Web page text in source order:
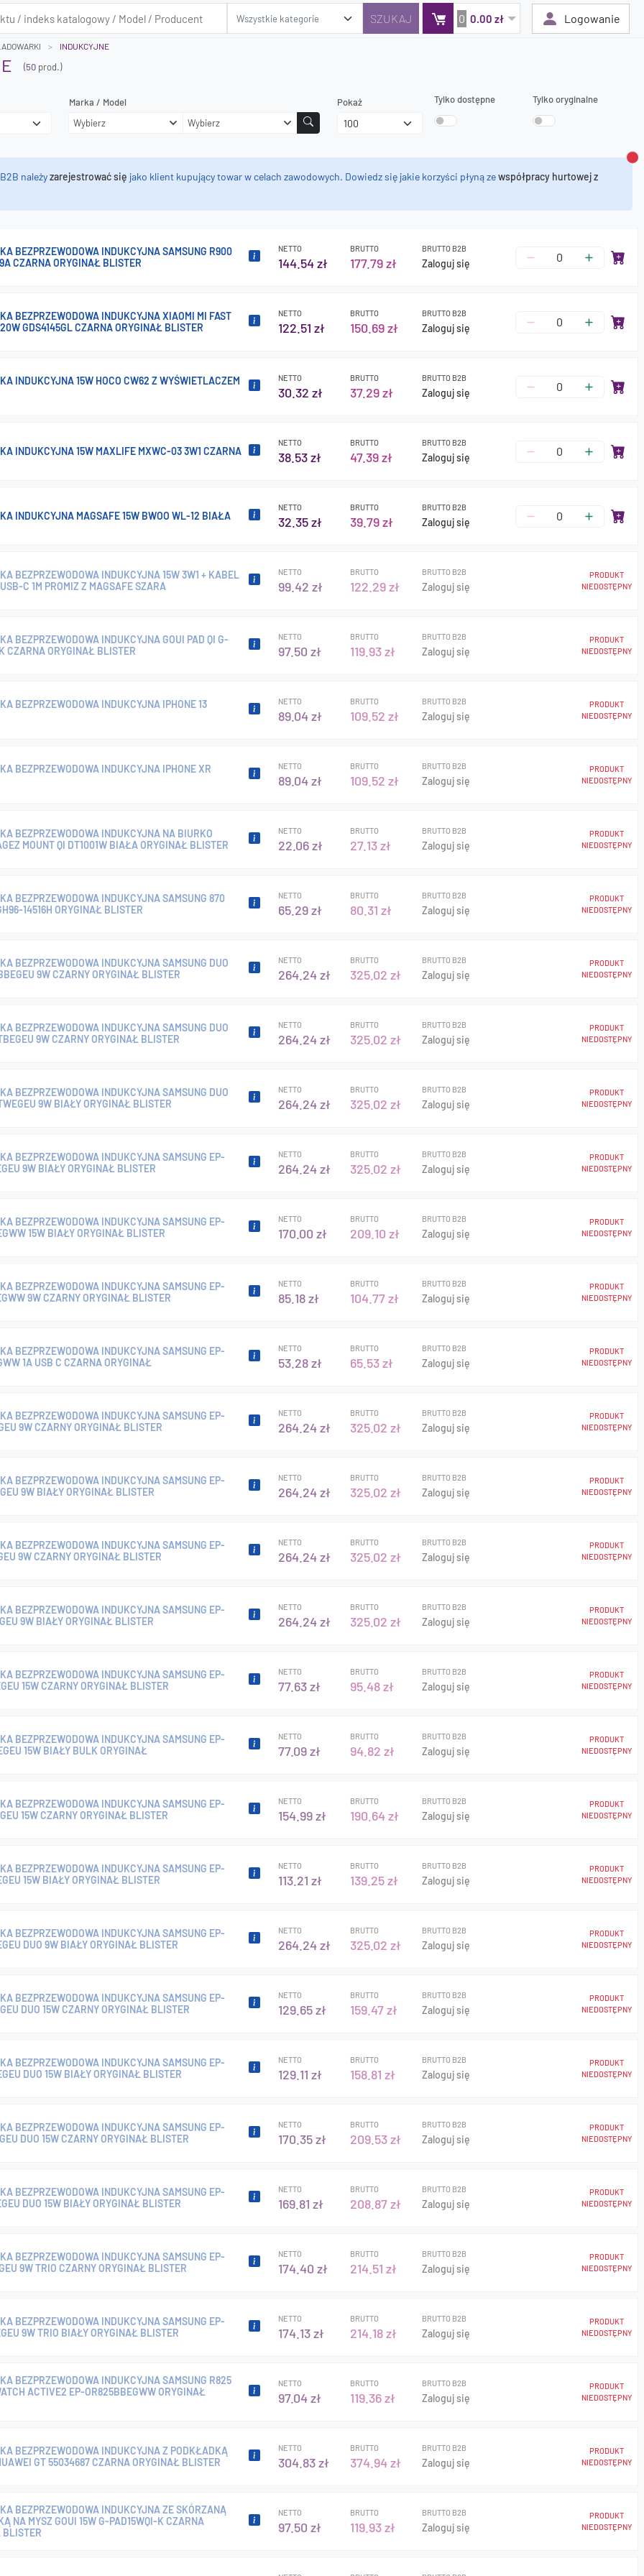
0 0.00 zł Logowanie
Twój koszyk jest pusty
Dodaj produkty, aby kontynuować.
0 zł
INDUKCYJNE
(50 prod.)
Marka / Model
Wybierz
Wybierz
Pokaż Tylko dostępne Tylko oryginalne
należyzarejestrować się jako klient kupujący towar w celach zawodowych. Dowiedz się jakie korzyści płyną zewspółpracy hurtowej z
BEZPRZEWODOWA INDUKCYJNA SAMSUNG R900
CZARNA ORYGINAŁ BLISTER
NETTO
144.54 zł
BRUTTO
177.79 zł
BRUTTO B2B
Zaloguj się
BEZPRZEWODOWA INDUKCYJNA XIAOMI MI FAST
GDS4145GL CZARNA ORYGINAŁ BLISTER
NETTO
122.51 zł
BRUTTO
150.69 zł
BRUTTO B2B
Zaloguj się
INDUKCYJNA 15W HOCO CW62 Z WYŚWIETLACZEM NETTO
30.32 zł
BRUTTO
37.29 zł
BRUTTO B2B
Zaloguj się
INDUKCYJNA 15W MAXLIFE MXWC-03 3W1 CZARNA
NETTO
38.53 zł
BRUTTO
47.39 zł
BRUTTO B2B
Zaloguj się
INDUKCYJNA MAGSAFE 15W BWOO WL-12 BIAŁA
NETTO
32.35 zł
BRUTTO
39.79 zł
BRUTTO B2B
Zaloguj się
BEZPRZEWODOWA INDUKCYJNA 15W 3W1 + KABEL
C 1M PROMIZ Z MAGSAFE SZARA
NETTO
99.42 zł
BRUTTO
122.29 zł
BRUTTO B2B
Zaloguj się
PRODUKT
NIEDOSTĘPNY
BEZPRZEWODOWA INDUKCYJNA GOUI PAD QI G-
CZARNA ORYGINAŁ BLISTER
NETTO
97.50 zł
BRUTTO
119.93 zł
BRUTTO B2B
Zaloguj się
PRODUKT
NIEDOSTĘPNY
BEZPRZEWODOWA INDUKCYJNA IPHONE 13 NETTO
89.04 zł
BRUTTO
109.52 zł
BRUTTO B2B
Zaloguj się
PRODUKT
NIEDOSTĘPNY
BEZPRZEWODOWA INDUKCYJNA IPHONE XR NETTO
89.04 zł
BRUTTO
109.52 zł
BRUTTO B2B
Zaloguj się
PRODUKT
NIEDOSTĘPNY
BEZPRZEWODOWA INDUKCYJNA NA BIURKO
MOUNT QI DT1001W BIAŁA ORYGINAŁ BLISTER
NETTO
22.06 zł
BRUTTO
27.13 zł
BRUTTO B2B
Zaloguj się
PRODUKT
NIEDOSTĘPNY
BEZPRZEWODOWA INDUKCYJNA SAMSUNG 870
14516H ORYGINAŁ BLISTER
NETTO
65.29 zł
BRUTTO
80.31 zł
BRUTTO B2B
Zaloguj się
PRODUKT
NIEDOSTĘPNY
BEZPRZEWODOWA INDUKCYJNA SAMSUNG DUO
9W CZARNY ORYGINAŁ BLISTER
NETTO
264.24 zł
BRUTTO
325.02 zł
BRUTTO B2B
Zaloguj się
PRODUKT
NIEDOSTĘPNY
BEZPRZEWODOWA INDUKCYJNA SAMSUNG DUO
9W CZARNY ORYGINAŁ BLISTER
NETTO
264.24 zł
BRUTTO
325.02 zł
BRUTTO B2B
Zaloguj się
PRODUKT
NIEDOSTĘPNY
BEZPRZEWODOWA INDUKCYJNA SAMSUNG DUO
9W BIAŁY ORYGINAŁ BLISTER
NETTO
264.24 zł
BRUTTO
325.02 zł
BRUTTO B2B
Zaloguj się
PRODUKT
NIEDOSTĘPNY
BEZPRZEWODOWA INDUKCYJNA SAMSUNG EP-
9W BIAŁY ORYGINAŁ BLISTER
NETTO
264.24 zł
BRUTTO
325.02 zł
BRUTTO B2B
Zaloguj się
PRODUKT
NIEDOSTĘPNY
BEZPRZEWODOWA INDUKCYJNA SAMSUNG EP-
15W BIAŁY ORYGINAŁ BLISTER
NETTO
170.00 zł
BRUTTO
209.10 zł
BRUTTO B2B
Zaloguj się
PRODUKT
NIEDOSTĘPNY
BEZPRZEWODOWA INDUKCYJNA SAMSUNG EP-
9W CZARNY ORYGINAŁ BLISTER
NETTO
85.18 zł
BRUTTO
104.77 zł
BRUTTO B2B
Zaloguj się
PRODUKT
NIEDOSTĘPNY
BEZPRZEWODOWA INDUKCYJNA SAMSUNG EP-
1A USB C CZARNA ORYGINAŁ
NETTO
53.28 zł
BRUTTO
65.53 zł
BRUTTO B2B
Zaloguj się
PRODUKT
NIEDOSTĘPNY
BEZPRZEWODOWA INDUKCYJNA SAMSUNG EP-
9W CZARNY ORYGINAŁ BLISTER
NETTO
264.24 zł
BRUTTO
325.02 zł
BRUTTO B2B
Zaloguj się
PRODUKT
NIEDOSTĘPNY
BEZPRZEWODOWA INDUKCYJNA SAMSUNG EP-
9W BIAŁY ORYGINAŁ BLISTER
NETTO
264.24 zł
BRUTTO
325.02 zł
BRUTTO B2B
Zaloguj się
PRODUKT
NIEDOSTĘPNY
BEZPRZEWODOWA INDUKCYJNA SAMSUNG EP-
9W CZARNY ORYGINAŁ BLISTER
NETTO
264.24 zł
BRUTTO
325.02 zł
BRUTTO B2B
Zaloguj się
PRODUKT
NIEDOSTĘPNY
BEZPRZEWODOWA INDUKCYJNA SAMSUNG EP-
9W BIAŁY ORYGINAŁ BLISTER
NETTO
264.24 zł
BRUTTO
325.02 zł
BRUTTO B2B
Zaloguj się
PRODUKT
NIEDOSTĘPNY
BEZPRZEWODOWA INDUKCYJNA SAMSUNG EP-
15W CZARNY ORYGINAŁ BLISTER
NETTO
77.63 zł
BRUTTO
95.48 zł
BRUTTO B2B
Zaloguj się
PRODUKT
NIEDOSTĘPNY
BEZPRZEWODOWA INDUKCYJNA SAMSUNG EP-
15W BIAŁY BULK ORYGINAŁ
NETTO
77.09 zł
BRUTTO
94.82 zł
BRUTTO B2B
Zaloguj się
PRODUKT
NIEDOSTĘPNY
BEZPRZEWODOWA INDUKCYJNA SAMSUNG EP-
15W CZARNY ORYGINAŁ BLISTER
NETTO
154.99 zł
BRUTTO
190.64 zł
BRUTTO B2B
Zaloguj się
PRODUKT
NIEDOSTĘPNY
BEZPRZEWODOWA INDUKCYJNA SAMSUNG EP-
15W BIAŁY ORYGINAŁ BLISTER
NETTO
113.21 zł
BRUTTO
139.25 zł
BRUTTO B2B
Zaloguj się
PRODUKT
NIEDOSTĘPNY
BEZPRZEWODOWA INDUKCYJNA SAMSUNG EP-
DUO 9W BIAŁY ORYGINAŁ BLISTER
NETTO
264.24 zł
BRUTTO
325.02 zł
BRUTTO B2B
Zaloguj się
PRODUKT
NIEDOSTĘPNY
BEZPRZEWODOWA INDUKCYJNA SAMSUNG EP-
DUO 15W CZARNY ORYGINAŁ BLISTER
NETTO
129.65 zł
BRUTTO
159.47 zł
BRUTTO B2B
Zaloguj się
PRODUKT
NIEDOSTĘPNY
BEZPRZEWODOWA INDUKCYJNA SAMSUNG EP-
DUO 15W BIAŁY ORYGINAŁ BLISTER
NETTO
129.11 zł
BRUTTO
158.81 zł
BRUTTO B2B
Zaloguj się
PRODUKT
NIEDOSTĘPNY
BEZPRZEWODOWA INDUKCYJNA SAMSUNG EP-
DUO 15W CZARNY ORYGINAŁ BLISTER
NETTO
170.35 zł
BRUTTO
209.53 zł
BRUTTO B2B
Zaloguj się
PRODUKT
NIEDOSTĘPNY
BEZPRZEWODOWA INDUKCYJNA SAMSUNG EP-
DUO 15W BIAŁY ORYGINAŁ BLISTER
NETTO
169.81 zł
BRUTTO
208.87 zł
BRUTTO B2B
Zaloguj się
PRODUKT
NIEDOSTĘPNY
BEZPRZEWODOWA INDUKCYJNA SAMSUNG EP-
9W TRIO CZARNY ORYGINAŁ BLISTER
NETTO
174.40 zł
BRUTTO
214.51 zł
BRUTTO B2B
Zaloguj się
PRODUKT
NIEDOSTĘPNY
BEZPRZEWODOWA INDUKCYJNA SAMSUNG EP-
9W TRIO BIAŁY ORYGINAŁ BLISTER
NETTO
174.13 zł
BRUTTO
214.18 zł
BRUTTO B2B
Zaloguj się
PRODUKT
NIEDOSTĘPNY
BEZPRZEWODOWA INDUKCYJNA SAMSUNG R825
ACTIVE2 EP-OR825BBEGWW ORYGINAŁ
NETTO
97.04 zł
BRUTTO
119.36 zł
BRUTTO B2B
Zaloguj się
PRODUKT
NIEDOSTĘPNY
BEZPRZEWODOWA INDUKCYJNA Z PODKŁADKĄ
GT 55034687 CZARNA ORYGINAŁ BLISTER
NETTO
304.83 zł
BRUTTO
374.94 zł
BRUTTO B2B
Zaloguj się
PRODUKT
NIEDOSTĘPNY
BEZPRZEWODOWA INDUKCYJNA ZE SKÓRZANĄ
NA MYSZ GOUI 15W G-PAD15WQI-K CZARNA
BLISTER
NETTO
97.50 zł
BRUTTO
119.93 zł
BRUTTO B2B
Zaloguj się
PRODUKT
NIEDOSTĘPNY